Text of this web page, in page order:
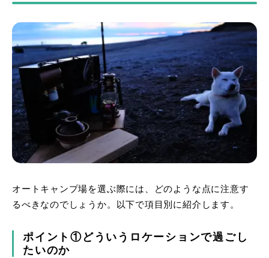
オートキャンプ場を選ぶ際には、どのような点に注意す
るべきなのでしょうか。以下で項目別に紹介します。
ポイント①どういうロケーションで過ごし
たいのか